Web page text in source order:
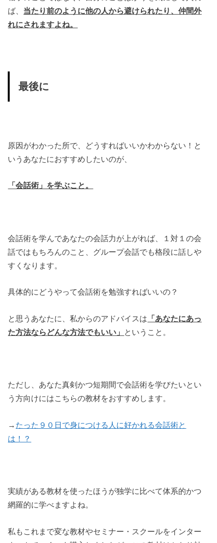
ば、 当たり前のように他の人から避けられたり、仲間外
れにされますよね。
最後に
原因がわかった所で、どうすればいいかわからない！と
いうあなたにおすすめしたいのが、
「会話術」を学ぶこと。
会話術を学んであなたの会話力が上がれば、１対１の会
話ではもちろんのこと、グループ会話でも格段に話しや
すくなります。
具体的にどうやって会話術を勉強すればいいの？
と思うあなたに、私からのアドバイスは 「あなたにあっ
た方法ならどんな方法でもいい」 ということ。
ただし、あなた真剣かつ短期間で会話術を学びたいとい
う方向けにはこちらの教材をおすすめします。
→ たった９０日で身につける人に好かれる会話術と
は！？
実績がある教材を使ったほうが独学に比べて体系的かつ
網羅的に学べますよね。
私もこれまで変な教材やセミナー・スクールをインター